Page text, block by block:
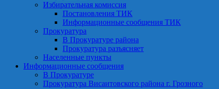
Избирательная комиссия
Постановления ТИК
Информационные сообщения ТИК
Прокуратура
В Прокуратуре района
Прокуратура разъясняет
Населенные пункты
Информационные сообщения
В Прокуратуре
Прокуратура Висаитовского района г. Грозного